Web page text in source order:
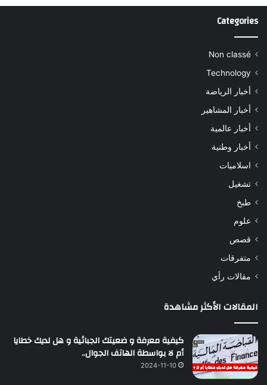
Categories
Non classé
Technology
أخبار الرياضة
أخبار المشاهير
أخبار عالمية
أخبار وطنية
اسلاميات
تشغيل
طبخ
علوم
قصص
متفرقات
مقالات رأي
المقالات الأكثر مشاهدة
كيفية معرفة و ضعيتك الجبائية و هل لديك خطايا
أم لا بواسطة الهاتف الجوال..
2024-11-10